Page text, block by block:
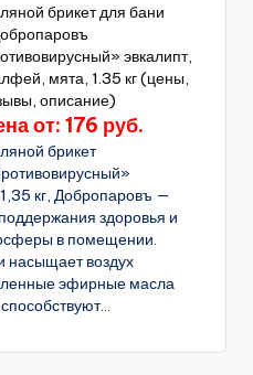
брикет для бани
эвкалипт,
мята, 1.35 кг (цены,
описание)
от: 176 руб.
брикет
кг, Добропаровъ —
здоровья и
в помещении.
насыщает воздух
эфирные масла